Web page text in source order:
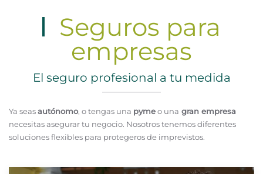
Seguros para
empresas
El seguro profesional a tu medida
Ya seasautónomo, o tengas una pymeo una gran empresa
necesitas asegurar tu negocio. Nosotros tenemos diferentes
soluciones flexibles para protegeros de imprevistos.